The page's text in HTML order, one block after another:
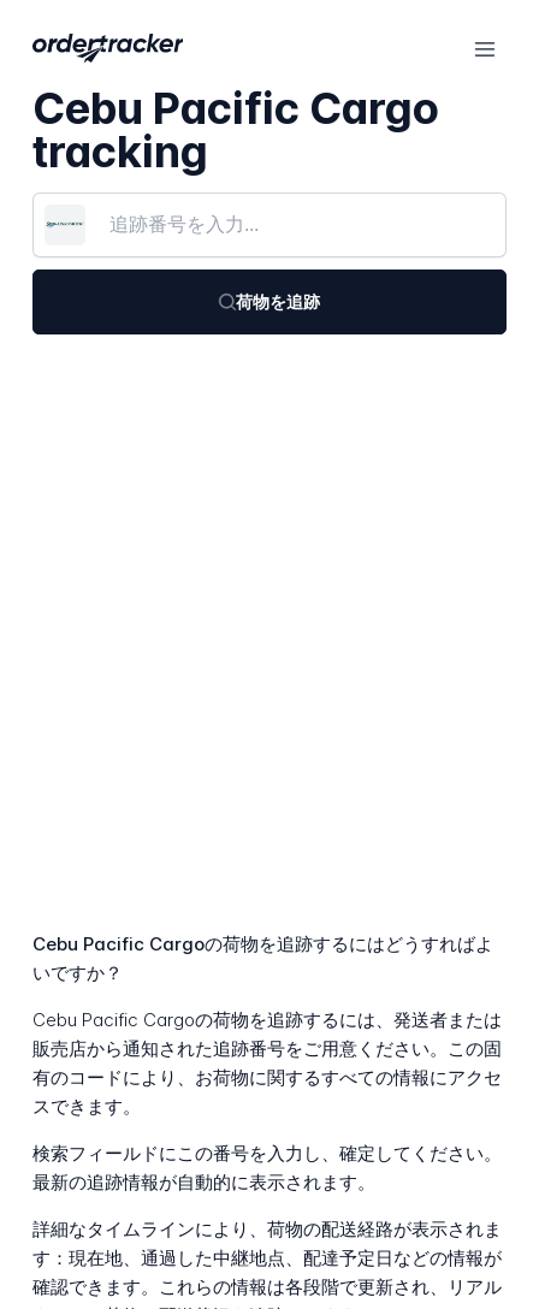
Cebu Pacific Cargo
tracking
荷物を追跡
Cebu Pacific Cargoの荷物を追跡するにはどうすればよ
いですか？
Cebu Pacific Cargoの荷物を追跡するには、発送者または
販売店から通知された追跡番号をご用意ください。この固
有のコードにより、お荷物に関するすべての情報にアクセ
スできます。
検索フィールドにこの番号を入力し、確定してください。
最新の追跡情報が自動的に表示されます。
詳細なタイムラインにより、荷物の配送経路が表示されま
す：現在地、通過した中継地点、配達予定日などの情報が
確認できます。これらの情報は各段階で更新され、リアル